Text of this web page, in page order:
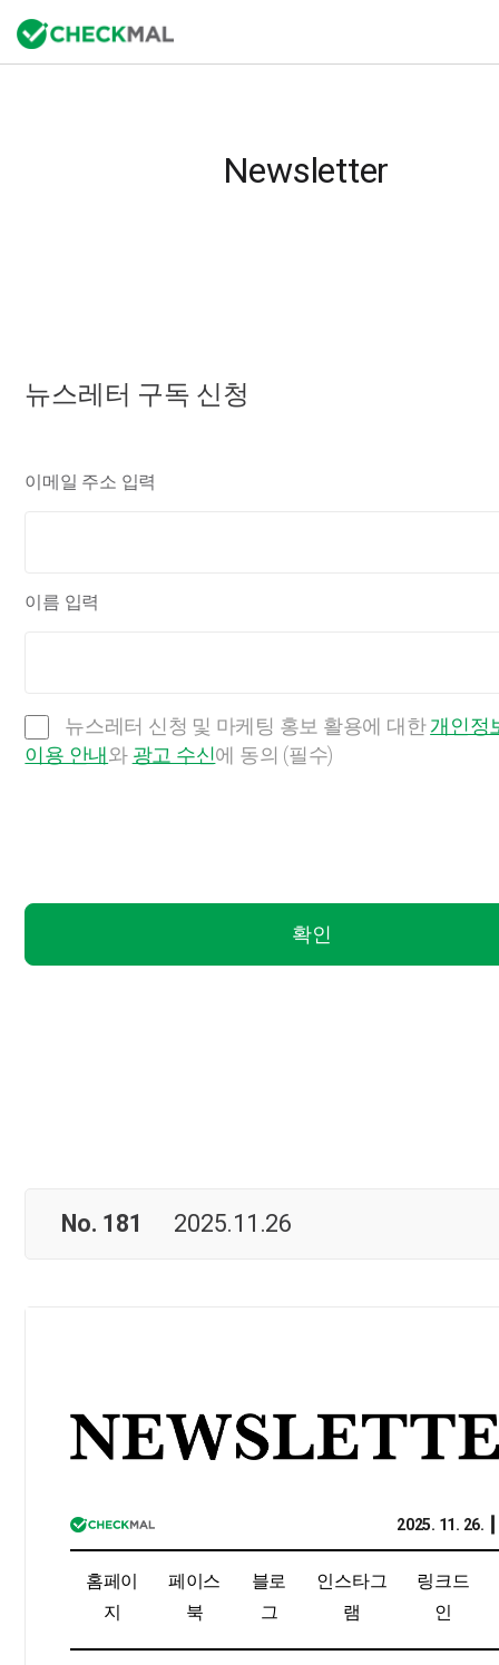
Newsletter
뉴스레터 구독 신청
이메일 주소 입력
이름 입력
뉴스레터 신청 및 마케팅 홍보 활용에 대한개인정
이용 안내 와 광고 수신에 동의 (필수)
확인
No. 181 2025.11.26
2025. 11. 26.
홈페이
지
페이스
북
블로
그
인스타그
램
링크드
인